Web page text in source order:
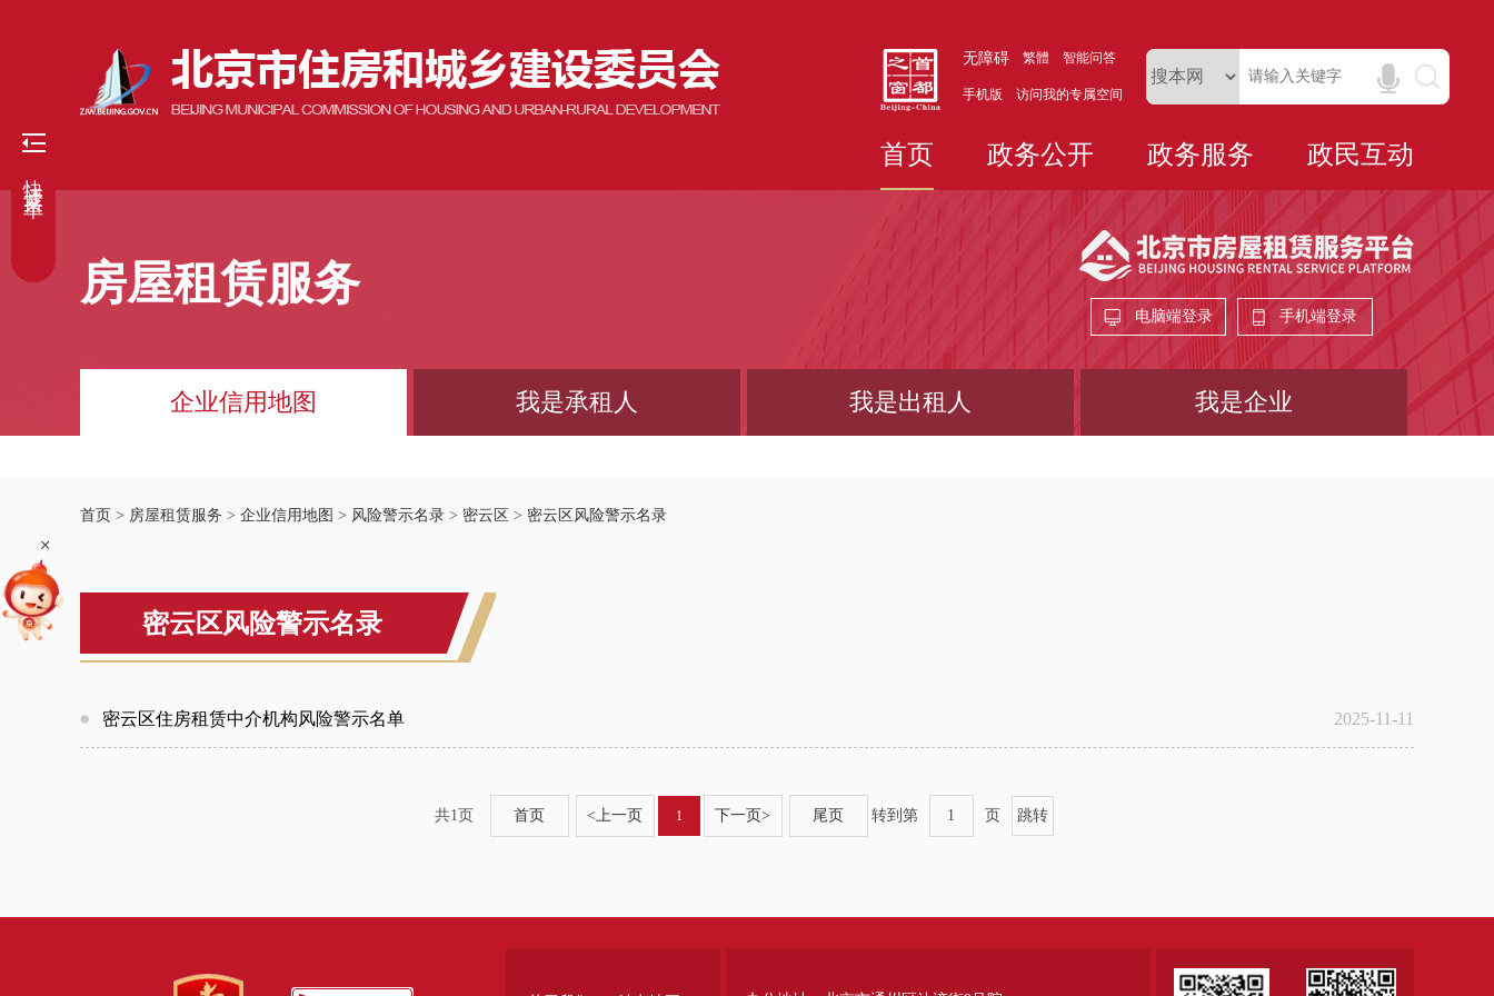
无障碍 繁體 智能问答
手机版 访问我的专属空间
首页 政务公开 政务服务 政民互动
房屋租赁服务
电脑端登录 手机端登录
企业信用地图 我是承租人 我是出租人 我是企业
首页 > 房屋租赁服务 > 企业信用地图 > 风险警示名录 > 密云区 > 密云区风险警示名录
密云区风险警示名录
密云区住房租赁中介机构风险警示名单 2025-11-11
共1页 首页 <上一页 1 下一页> 尾页 转到第 页
+
快捷菜单